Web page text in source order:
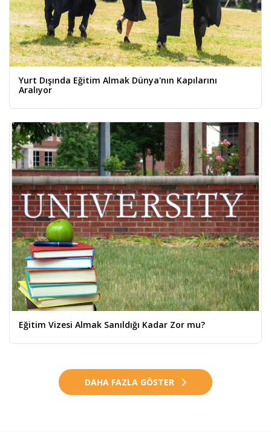
Yurt Dışında Eğitim Almak Dünya'nın Kapılarını
Aralıyor
Eğitim Vizesi Almak Sanıldığı Kadar Zor mu?
DAHA FAZLA GÖSTER